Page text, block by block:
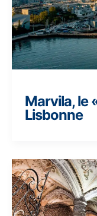
Marvila, le
Lisbonne